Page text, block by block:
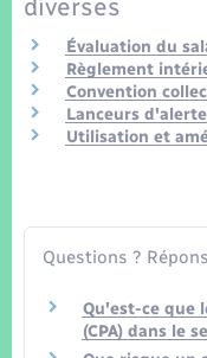
diverses
Évaluation du
Règlement
Convention
Lanceurs
Utilisation et
Questions ?
Qu'est-ce que
(CPA) dans le